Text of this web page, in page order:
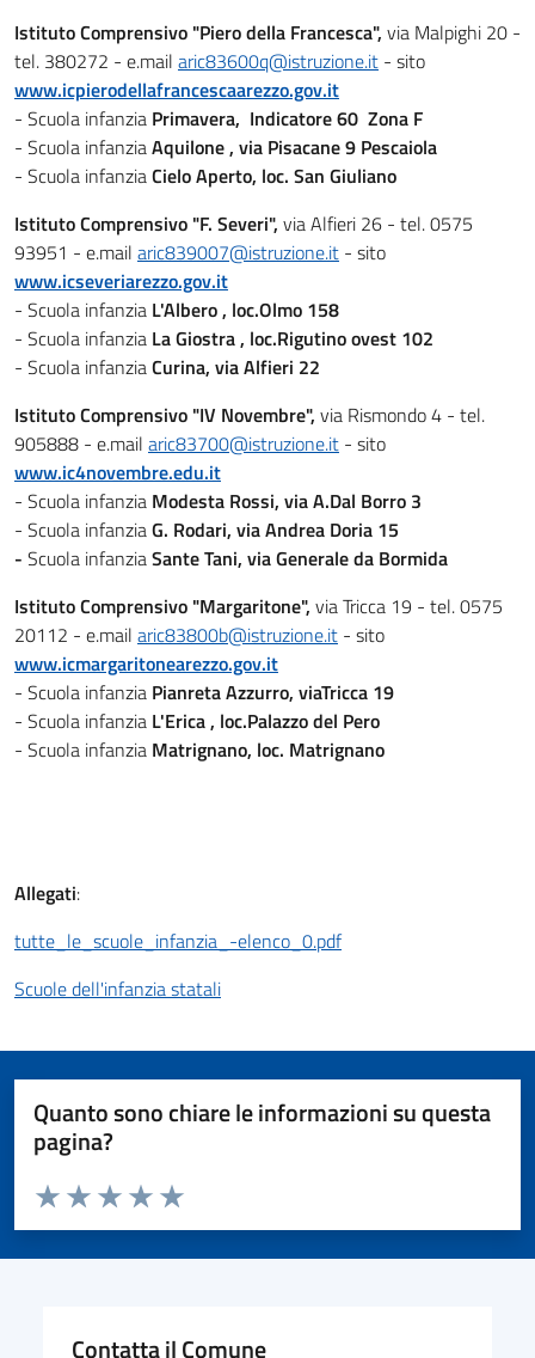
Istituto Comprensivo "Piero della Francesca", via Malpighi 20 -
tel. 380272 - e.mail aric83600q@istruzione.it - sito
www.icpierodellafrancescaarezzo.gov.it
- Scuola infanzia Primavera, Indicatore 60 Zona F
- Scuola infanziaAquilone, via Pisacane 9 Pescaiola
- Scuola infanziaCielo Aperto, loc. San Giuliano
Istituto Comprensivo "F. Severi", via Alfieri 26 - tel. 0575
93951 - e.mail aric839007@istruzione.it - sito
www.icseveriarezzo.gov.it
- Scuola infanzia L'Albero , loc.Olmo 158
- Scuola infanzia La Giostra , loc.Rigutino ovest 102
- Scuola infanziaCurina, via Alfieri 22
Istituto Comprensivo "IV Novembre", via Rismondo 4 - tel.
905888 - e.mail aric83700@istruzione.it - sito
www.ic4novembre.edu.it
- Scuola infanzia Modesta Rossi, via A.Dal Borro 3
- Scuola infanziaG. Rodari, via Andrea Doria 15
- Scuola infanziaSante Tani, via Generale da Bormida
Istituto Comprensivo "Margaritone", via Tricca 19 - tel. 0575
20112 - e.mail aric83800b@istruzione.it - sito
www.icmargaritonearezzo.gov.it
- Scuola infanzia Pianreta Azzurro, viaTricca 19
- Scuola infanzia L'Erica , loc.Palazzo del Pero
- Scuola infanzia Matrignano, loc. Matrignano
Allegati:
tutte_le_scuole_infanzia_-elenco_0.pdf
Scuole dell'infanzia statali
Quanto sono chiare le informazioni su questa
pagina?
Valuta da 1 a 5 stelle la pagina
Valuta 5 stelle su 5
Valuta 4 stelle su 5
Valuta 3 stelle su 5
Valuta 2 stelle su 5
Valuta 1 stelle su 5
Contatta il Comune